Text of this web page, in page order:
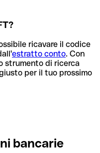
ricavare il codice
estratto conto. Con
strumento di ricerca
per il tuo prossimo
bancarie